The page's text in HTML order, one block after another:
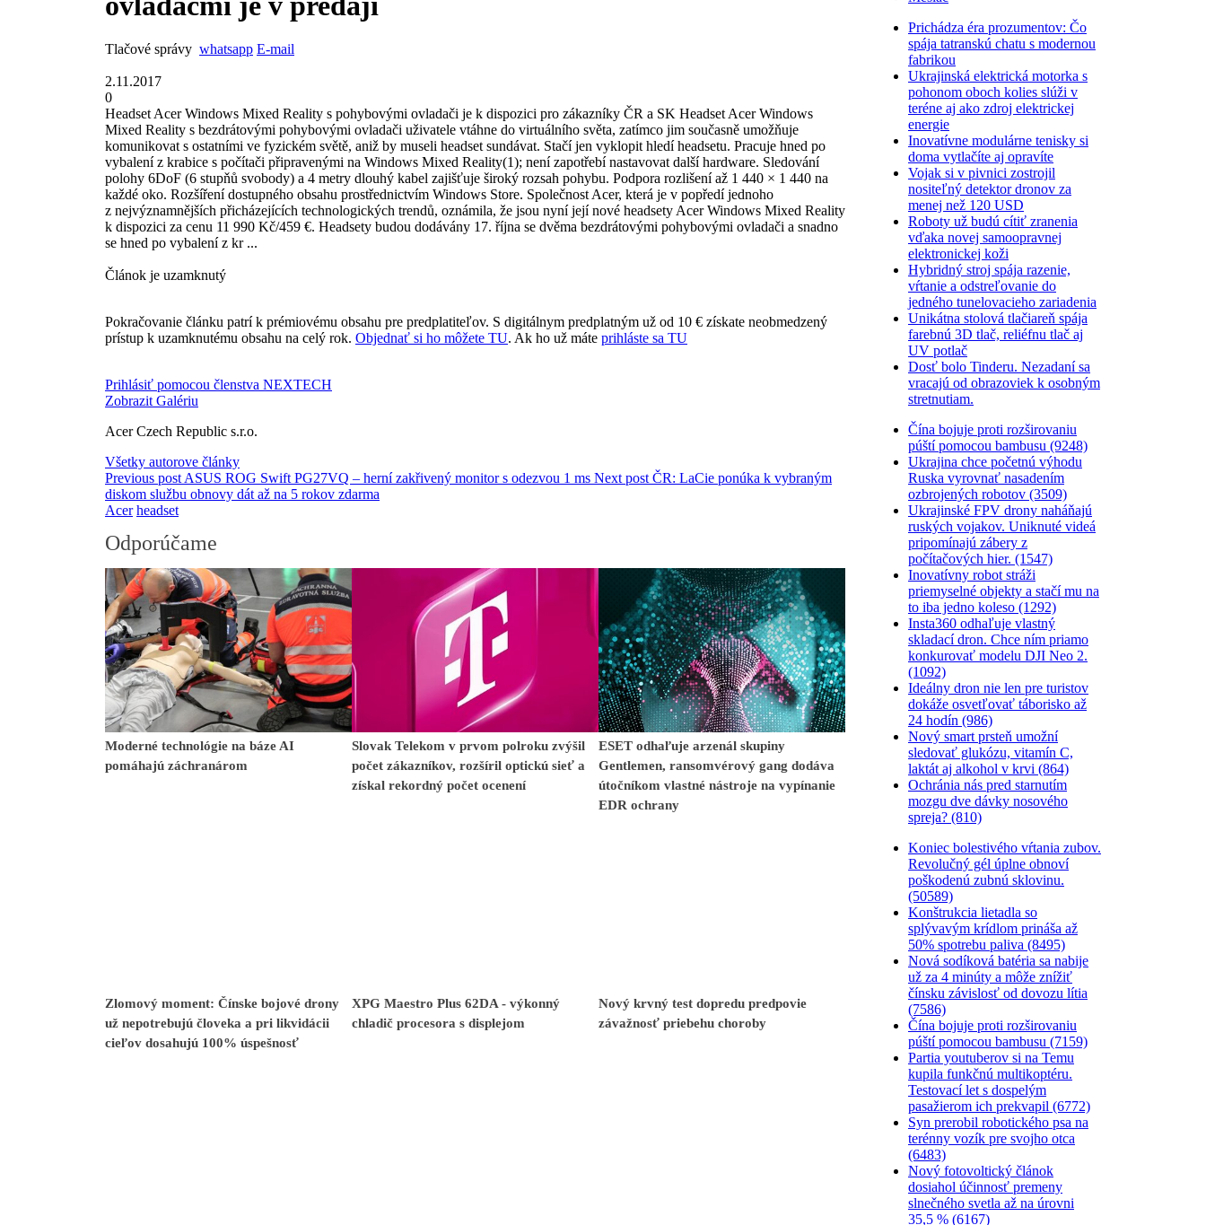
Tlačové správy whatsapp E-mail
2.11.2017
0
Headset Acer Windows Mixed Reality s pohybovými ovladači je k dispozici pro zákazníky ČR a SK Headset Acer Windows
Mixed Reality s bezdrátovými pohybovými ovladači uživatele vtáhne do virtuálního světa, zatímco jim současně umožňuje
komunikovat s ostatními ve fyzickém světě, aniž by museli headset sundávat. Stačí jen vyklopit hledí headsetu. Pracuje hned po
vybalení z krabice s počítači připravenými na Windows Mixed Reality(1); není zapotřebí nastavovat další hardware. Sledování
polohy 6DoF (6 stupňů svobody) a 4 metry dlouhý kabel zajišťuje široký rozsah pohybu. Podpora rozlišení až 1 440 × 1 440 na
každé oko. Rozšíření dostupného obsahu prostřednictvím Windows Store. Společnost Acer, která je v popředí jednoho
z nejvýznamnějších přicházejících technologických trendů, oznámila, že jsou nyní její nové headsety Acer Windows Mixed Reality
k dispozici za cenu 11 990 Kč/459 €. Headsety budou dodávány 17. října se dvěma bezdrátovými pohybovými ovladači a snadno
se hned po vybalení z kr ...
Článok je uzamknutý
Pokračovanie článku patrí k prémiovému obsahu pre predplatiteľov. S digitálnym predplatným už od 10 € získate neobmedzený
prístup k uzamknutému obsahu na celý rok. Objednať si ho môžete TU. Ak ho už máte prihláste sa TU
Prihlásiť pomocou členstva NEXTECH
Zobrazit Galériu
Acer Czech Republic s.r.o.
Všetky autorove články
Previous post ASUS ROG Swift PG27VQ – herní zakřivený monitor s odezvou 1 ms Next post ČR: LaCie ponúka k vybraným
diskom službu obnovy dát až na 5 rokov zdarma
Acer headset
Odporúčame
Moderné technológie na báze AI
pomáhajú záchranárom
Slovak Telekom v prvom polroku zvýšil
počet zákazníkov, rozšíril optickú sieť a
získal rekordný počet ocenení
ESET odhaľuje arzenál skupiny
Gentlemen, ransomvérový gang dodáva
útočníkom vlastné nástroje na vypínanie
EDR ochrany
Zlomový moment: Čínske bojové drony
už nepotrebujú človeka a pri likvidácii
cieľov dosahujú 100% úspešnosť
XPG Maestro Plus 62DA - výkonný
chladič procesora s displejom
Nový krvný test dopredu predpovie
závažnosť priebehu choroby
Prichádza éra prozumentov: Čo
spája tatranskú chatu s modernou
fabrikou
Ukrajinská elektrická motorka s
pohonom oboch kolies slúži v
teréne aj ako zdroj elektrickej
energie
Inovatívne modulárne tenisky si
doma vytlačíte aj opravíte
Vojak si v pivnici zostrojil
nositeľný detektor dronov za
menej než 120 USD
Roboty už budú cítiť zranenia
vďaka novej samoopravnej
elektronickej koži
Hybridný stroj spája razenie,
vŕtanie a odstreľovanie do
jedného tunelovacieho zariadenia
Unikátna stolová tlačiareň spája
farebnú 3D tlač, reliéfnu tlač aj
UV potlač
Dosť bolo Tinderu. Nezadaní sa
vracajú od obrazoviek k osobným
stretnutiam.
Čína bojuje proti rozširovaniu
púští pomocou bambusu (9248)
Ukrajina chce početnú výhodu
Ruska vyrovnať nasadením
ozbrojených robotov (3509)
Ukrajinské FPV drony naháňajú
ruských vojakov. Uniknuté videá
pripomínajú zábery z
počítačových hier. (1547)
Inovatívny robot stráži
priemyselné objekty a stačí mu na
to iba jedno koleso (1292)
Insta360 odhaľuje vlastný
skladací dron. Chce ním priamo
konkurovať modelu DJI Neo 2.
(1092)
Ideálny dron nie len pre turistov
dokáže osvetľovať táborisko až
24 hodín (986)
Nový smart prsteň umožní
sledovať glukózu, vitamín C,
laktát aj alkohol v krvi (864)
Ochránia nás pred starnutím
mozgu dve dávky nosového
spreja? (810)
Koniec bolestivého vŕtania zubov.
Revolučný gél úplne obnoví
poškodenú zubnú sklovinu.
(50589)
Konštrukcia lietadla so
splývavým krídlom prináša až
50% spotrebu paliva (8495)
Nová sodíková batéria sa nabije
už za 4 minúty a môže znížiť
čínsku závislosť od dovozu lítia
(7586)
Čína bojuje proti rozširovaniu
púští pomocou bambusu (7159)
Partia youtuberov si na Temu
kupila funkčnú multikoptéru.
Testovací let s dospelým
pasažierom ich prekvapil (6772)
Syn prerobil robotického psa na
terénny vozík pre svojho otca
(6483)
Nový fotovoltický článok
dosiahol účinnosť premeny
slnečného svetla až na úrovni
35,5 % (6167)